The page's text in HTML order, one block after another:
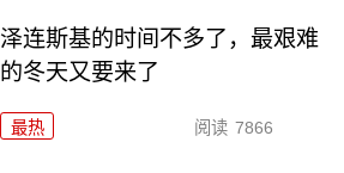
泽连斯基的时间不多了，最艰难
的冬天又要来了
最热 阅读 7866